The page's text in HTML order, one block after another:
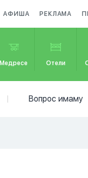
АФИША РЕКЛАМА
Медресе Отели
Вопрос имаму